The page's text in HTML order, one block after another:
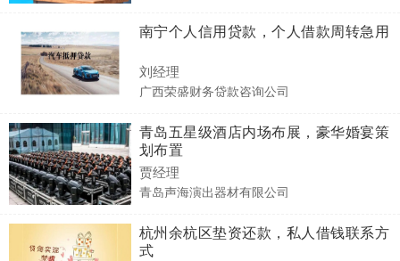
南宁个人信用贷款，个人借款周转急用
刘经理
广西荣盛财务贷款咨询公司
青岛五星级酒店内场布展，豪华婚宴策
划布置
贾经理
青岛声海演出器材有限公司
杭州余杭区垫资还款，私人借钱联系方
式